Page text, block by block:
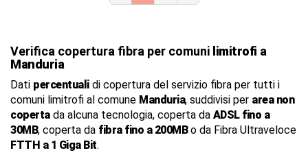
Verifica copertura fibra per comuni limitrofi a
Manduria
Dati percentualidi copertura del servizio fibra per tutti i
comuni limitrofi al comune Manduria, suddivisi per area non
copertada alcuna tecnologia, coperta da ADSL fino a
30MB, coperta da fibra fino a 200MBo da Fibra Ultraveloce
FTTH a 1 Giga Bit.